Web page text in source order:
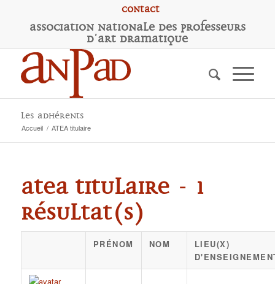
Contact
Association Nationale des Professeurs
d'Art Dramatique
Les adhérents
Accueil / ATEA titulaire
ATEA titulaire - 1
résultat(s)
PRÉNOM NOM
LIEU(X)